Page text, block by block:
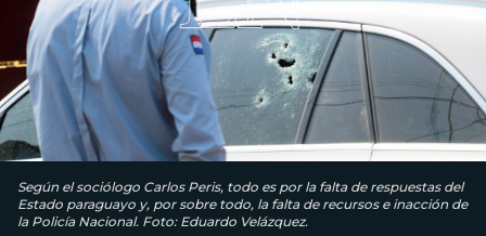
Según el sociólogo Carlos Peris, todo es por la falta de respuestas del
Estado paraguayo y, por sobre todo, la falta de recursos e inacción de
la Policía Nacional. Foto: Eduardo Velázquez.